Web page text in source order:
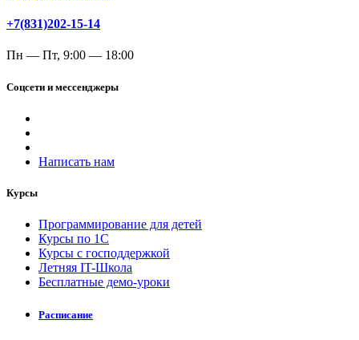
+7(831)202-15-14
Пн — Пт, 9:00 — 18:00
Соцсети и мессенджеры
Написать нам
Курсы
Программирование для детей
Курсы по 1С
Курсы с господдержкой
Летняя IT-Школа
Бесплатные демо-уроки
Расписание